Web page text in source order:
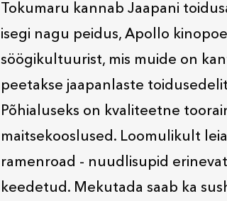
Tokumaru kannab Jaapani
isegi nagu peidus, Apollo
söögikultuurist, mis muide on
peetakse jaapanlaste
Põhialuseks on kvaliteetne
maitsekooslused. Loomulikult
ramenroad - nuudlisupid
keedetud. Mekutada saab ka